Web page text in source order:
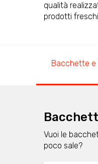
qualità
prodotti
Bacchette e
Vuoi le
poco sale?